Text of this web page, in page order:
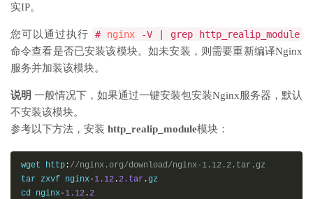
实IP。
您可以通过执行 # nginx -V | grep http_realip_module
命令查看是否已安装该模块。如未安装，则需要重新编译Nginx
服务并加装该模块。
说明 一般情况下，如果通过一键安装包安装Nginx服务器，默认
不安装该模块。
参考以下方法，安装 http_realip_module模块：
wget http : //nginx.org/download/nginx-1.12.2.tar.gz
tar zxvf nginx-1.12 .2.tar .gz
cd nginx-1.12 .2